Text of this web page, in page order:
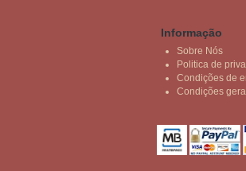
Informação
Sobre Nós
Politica de
Condições de
Condições